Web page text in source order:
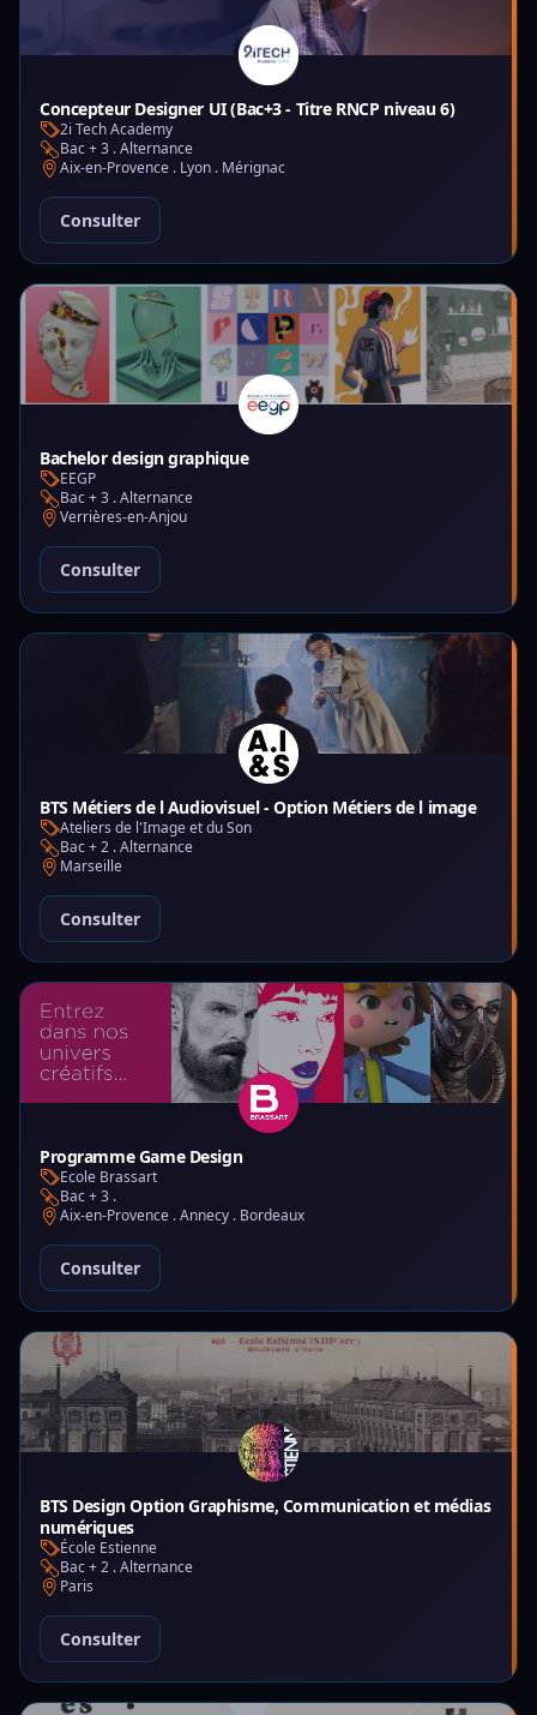
Concepteur Designer UI (Bac+3 - Titre RNCP niveau 6)
2i Tech Academy
Bac + 3 . Alternance
Aix-en-Provence . Lyon . Mérignac
Consulter
Bachelor design graphique
EEGP
Bac + 3 . Alternance
Verrières-en-Anjou
Consulter
BTS Métiers de l Audiovisuel - Option Métiers de l image
Ateliers de l'Image et du Son
Bac + 2 . Alternance
Marseille
Consulter
Programme Game Design
Ecole Brassart
Bac + 3 .
Aix-en-Provence . Annecy . Bordeaux
Consulter
BTS Design Option Graphisme, Communication et médias
numériques
École Estienne
Bac + 2 . Alternance
Paris
Consulter